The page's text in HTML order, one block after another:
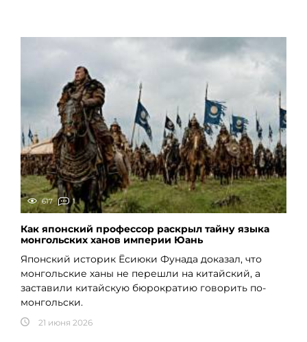
617 1
Как японский профессор раскрыл тайну языка
монгольских ханов империи Юань
Японский историк Ёсиюки Фунада доказал, что
монгольские ханы не перешли на китайский, а
заставили китайскую бюрократию говорить по-
монгольски.
21 июня 2026